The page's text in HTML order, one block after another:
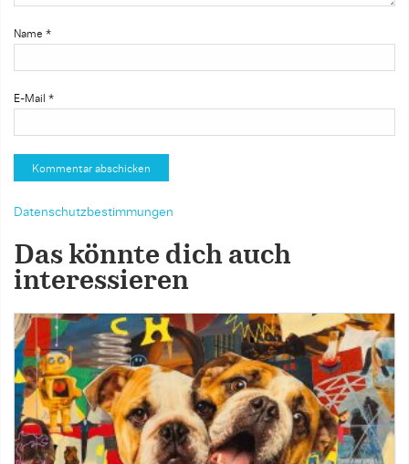
Name *
E-Mail *
Datenschutzbestimmungen
Das könnte dich auch
interessieren